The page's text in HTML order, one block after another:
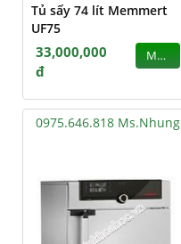
Tủ sấy 74 lít Memmert
UF75
33,000,000
đ
MUA
0975.646.818 Ms.Nhung